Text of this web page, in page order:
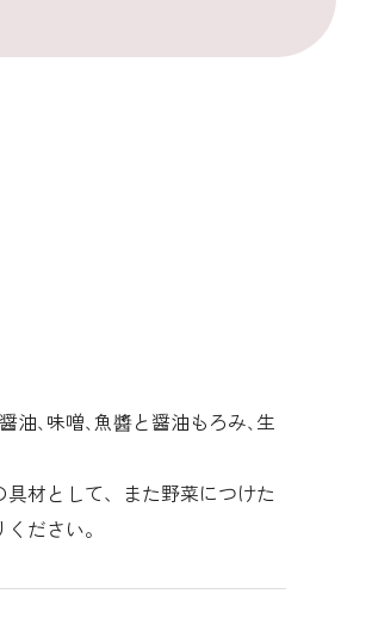
油､味噌､魚醬と醤油もろみ､生
材として、また野菜につけた
ださい。